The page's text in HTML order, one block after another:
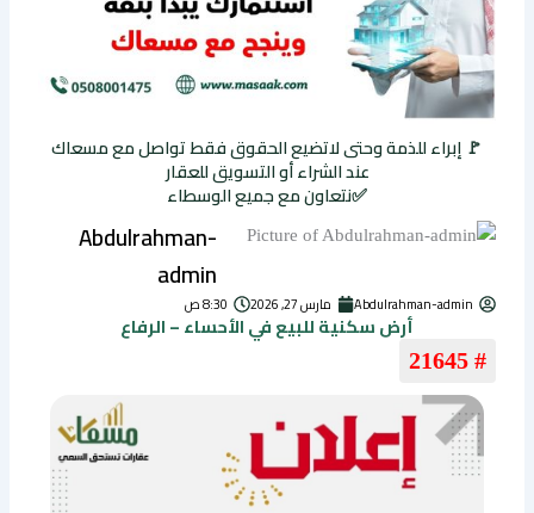
🚩 إبراء للذمة وحتى لاتضيع الحقوق فقط تواصل مع مسعاك
عند الشراء أو التسويق للعقار
✅نتعاون مع جميع الوسطاء
Abdulrahman-
admin
Abdulrahman-admin مارس 27, 2026 8:30 ص
أرض سكنية للبيع في الأحساء – الرفاع
# 21645